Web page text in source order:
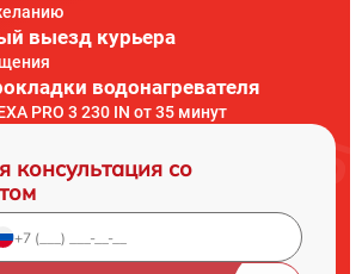
выезд курьера
водонагревателя
PRO 3 230 IN от 35 минут
консультация со